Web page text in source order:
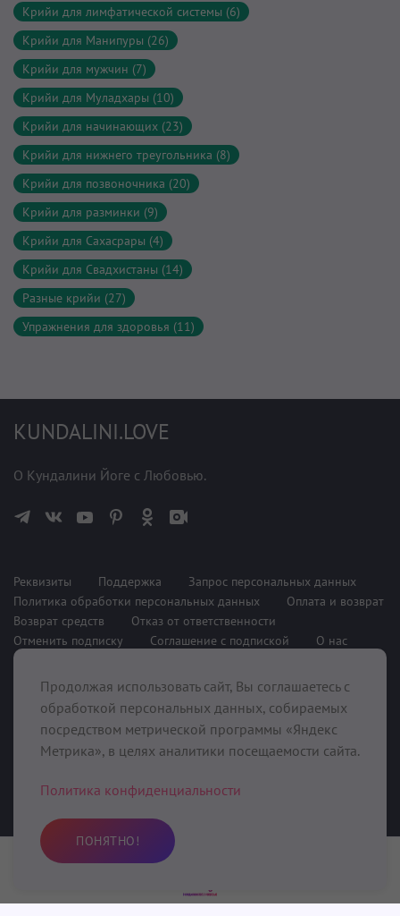
Крийи для лимфатической системы (6)
Крийи для Манипуры (26)
Крийи для мужчин (7)
Крийи для Муладхары (10)
Крийи для начинающих (23)
Крийи для нижнего треугольника (8)
Крийи для позвоночника (20)
Крийи для разминки (9)
Крийи для Сахасрары (4)
Крийи для Свадхистаны (14)
Разные крийи (27)
Упражнения для здоровья (11)
KUNDALINI.LOVE
О Кундалини Йоге с Любовью.
Реквизиты Поддержка
Запрос персональных данных
Политика обработки персональных данных
Оплата и возврат
Возврат средств
Отказ от ответственности
Отменить подписку
Соглашение с подпиской О нас
При поддержке
643908114874 ОГРНИП 321645700011461),
Продолжая использовать сайт, Вы соглашаетесь с
обработкой персональных данных, собираемых
посредством метрической программы «Яндекс
Метрика», в целях аналитики посещаемости сайта.
Политика конфиденциальности
ПОНЯТНО!